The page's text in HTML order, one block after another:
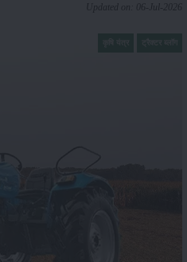
Updated on: 06-Jul-2026